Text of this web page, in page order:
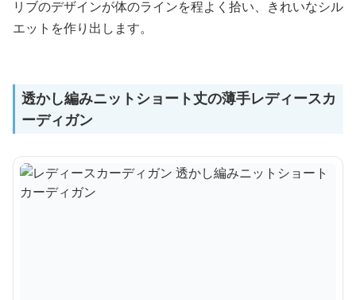
リブのデザインが体のラインを程よく拾い、きれいなシル
エットを作り出します。
透かし編みニットショート丈の薄手レディースカ
ーディガン